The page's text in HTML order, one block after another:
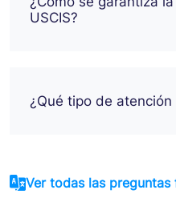
USCIS?
¿Qué tipo de
Ver todas las preguntas